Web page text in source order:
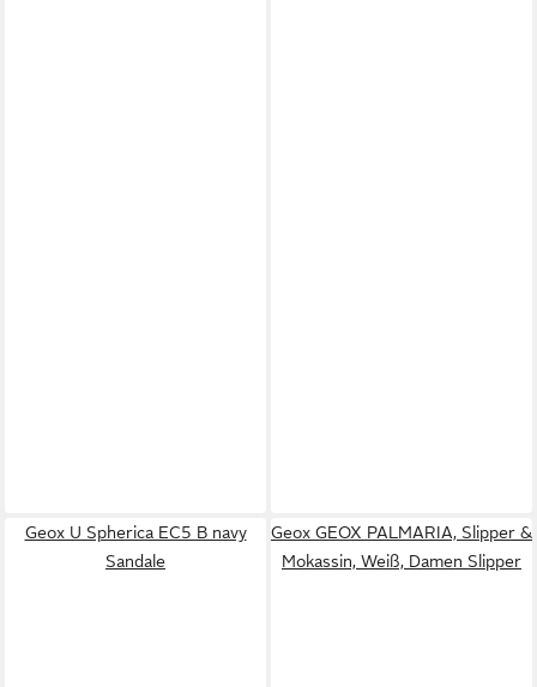
Geox U Spherica EC5 B navy
Sandale
Geox GEOX PALMARIA, Slipper &
Mokassin, Weiß, Damen Slipper